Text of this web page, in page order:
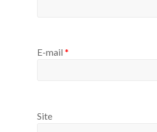
E-mail *
Site